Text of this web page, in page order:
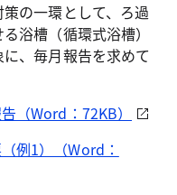
の一環として、ろ過
浴槽（循環式浴槽）
、毎月報告を求めて
（Word：72KB）
例1）（Word：